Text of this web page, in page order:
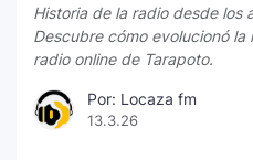
Historia de la radio desde los
Descubre cómo evolucionó
radio online de Tarapoto.
Por: Locaza fm
13.3.26